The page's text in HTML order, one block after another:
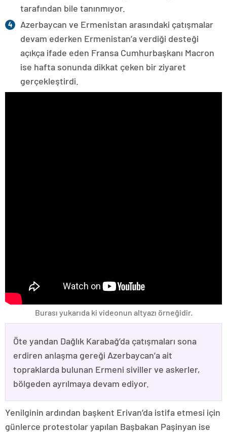
tarafından bile tanınmıyor.
Azerbaycan ve Ermenistan arasındaki çatışmalar
devam ederken Ermenistan’a verdiği desteği
açıkça ifade eden Fransa Cumhurbaşkanı Macron
ise hafta sonunda dikkat çeken bir ziyaret
gerçekleştirdi.
Burası yukarıda ki videonun altyazı örneğidir.
Öte yandan Dağlık Karabağ’da çatışmaları sona
erdiren anlaşma gereği Azerbaycan’a ait
topraklarda bulunan Ermeni siviller ve askerler,
bölgeden ayrılmaya devam ediyor.
Yenilginin ardından başkent Erivan’da istifa etmesi için
günlerce protestolar yapılan Başbakan Paşinyan ise